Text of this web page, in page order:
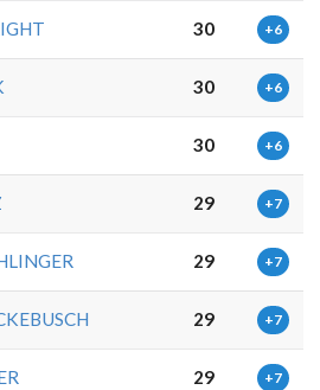
30 +6
30 +6
30 +6
29 +7
29 +7
29 +7
29 +7